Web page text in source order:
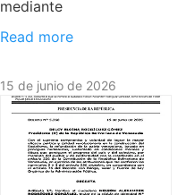
mediante
Read more
15 de junio de 2026